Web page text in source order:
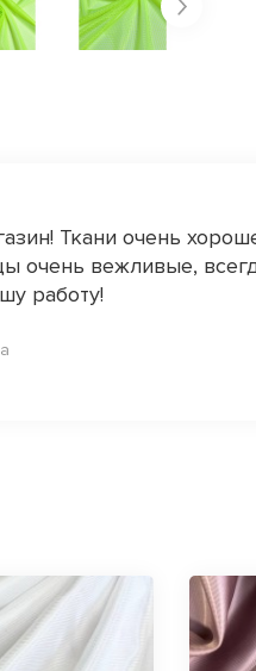
Ткани очень
очень вежливые,
работу!